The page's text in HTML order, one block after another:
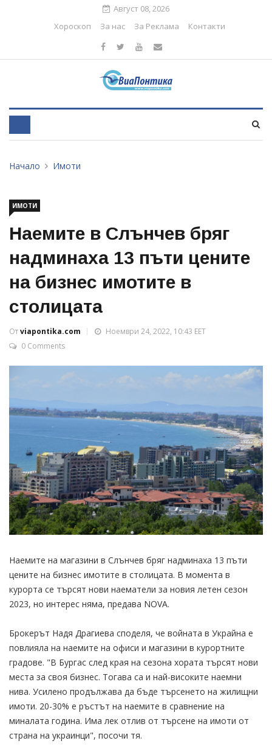
Август 08, 2026
Хороскоп
За нас За Реклама Контакти
Начало Имоти
ИМОТИ
Наемите в Слънчев бряг
надминаха 13 пъти цените
на бизнес имотите в
столицата
Отviapontika.com
Ноември 24, 2022, 10:43 EET
0 Comments
Наемите на магазини в Слънчев бряг надминаха 13 пъти
цените на бизнес имотите в столицата. В момента в
курорта се търсят нови наематели за новия летен сезон
2023, но интерес няма, предава NOVA.
Брокерът Надя Драгиева споделя, че войната в Украйна е
повлияла на наемите на офиси и магазини в курортните
градове. "В Бургас след края на сезона хората търсят нови
места за своя бизнес. Тогава са и най-високите наемни
нива. Усилено продължава да бъде търсенето на жилищни
имоти. 20-30% е ръстът на наемите в сравнение на
миналата година. Има лек отлив от търсене на имоти от
страна на украинци", посочи тя.